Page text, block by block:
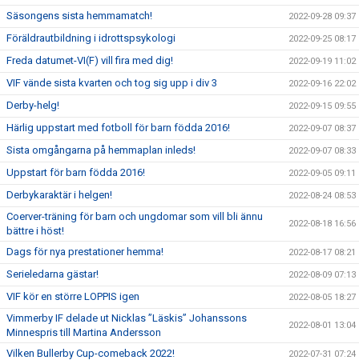
Säsongens sista hemmamatch! 2022-09-28 09:37
Föräldrautbildning i idrottspsykologi 2022-09-25 08:17
Freda datumet-VI(F) vill fira med dig! 2022-09-19 11:02
VIF vände sista kvarten och tog sig upp i div 3 2022-09-16 22:02
Derby-helg! 2022-09-15 09:55
Härlig uppstart med fotboll för barn födda 2016! 2022-09-07 08:37
Sista omgångarna på hemmaplan inleds! 2022-09-07 08:33
Uppstart för barn födda 2016! 2022-09-05 09:11
Derbykaraktär i helgen! 2022-08-24 08:53
Coerver-träning för barn och ungdomar som vill bli ännu
bättre i höst!
2022-08-18 16:56
Dags för nya prestationer hemma! 2022-08-17 08:21
Serieledarna gästar! 2022-08-09 07:13
VIF kör en större LOPPIS igen 2022-08-05 18:27
Vimmerby IF delade ut Nicklas ”Läskis” Johanssons
Minnespris till Martina Andersson
2022-08-01 13:04
Vilken Bullerby Cup-comeback 2022! 2022-07-31 07:24